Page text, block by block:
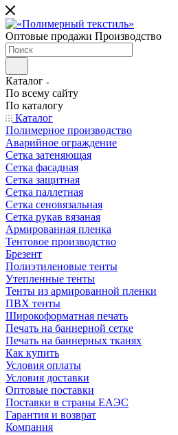
Оптовые продажи Производство
Каталог
По всему сайту
По каталогу
Каталог
Полимерное производство
Аварийное ограждение
Сетка затеняющая
Сетка фасадная
Сетка защитная
Сетка паллетная
Сетка сеновязальная
Сетка рукав вязаная
Армированная пленка
Тентовое производство
Брезент
Полиэтиленовые тенты
Утепленные тенты
Тенты из армированной пленки
ПВХ тенты
Широкоформатная печать
Печать на баннерной сетке
Печать на баннерных тканях
Как купить
Условия оплаты
Условия доставки
Оптовые поставки
Поставки в страны ЕАЭС
Гарантия и возврат
Компания